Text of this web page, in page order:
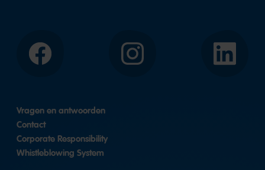
Facebook Instagram LinkedIn
Vragen en antwoorden
Contact
Corporate Responsibility
Whistleblowing System